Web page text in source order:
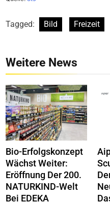
Tagged: Bild Freizeit
Weitere News
Bio-Erfolgskonzept
Wächst Weiter:
Eröffnung Der 200.
NATURKIND-Welt
Bei EDEKA